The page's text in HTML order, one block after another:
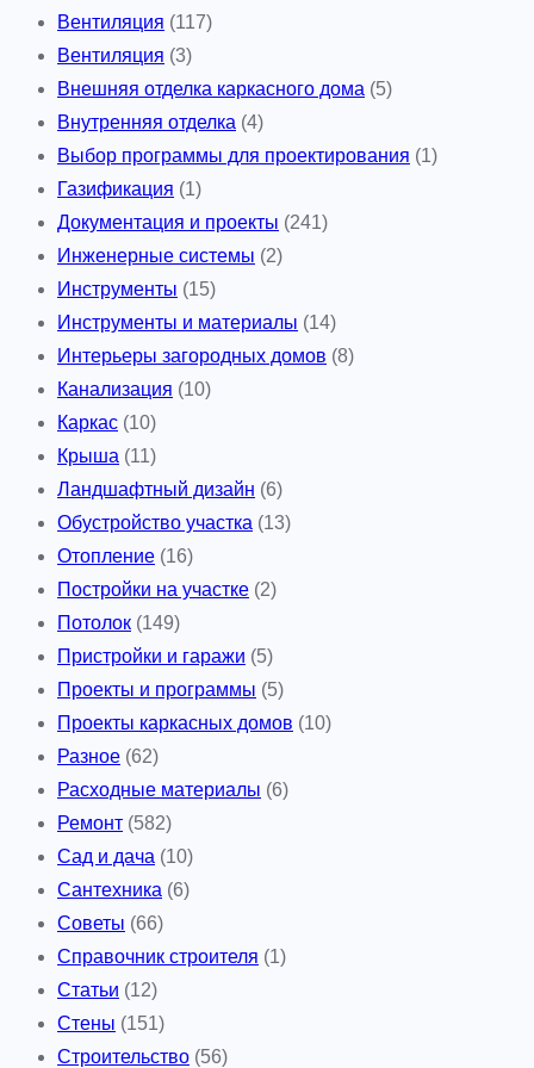
Вентиляция (117)
Вентиляция (3)
Внешняя отделка каркасного дома (5)
Внутренняя отделка (4)
Выбор программы для проектирования (1)
Газификация (1)
Документация и проекты (241)
Инженерные системы (2)
Инструменты (15)
Инструменты и материалы (14)
Интерьеры загородных домов (8)
Канализация (10)
Каркас (10)
Крыша (11)
Ландшафтный дизайн (6)
Обустройство участка (13)
Отопление (16)
Постройки на участке (2)
Потолок (149)
Пристройки и гаражи (5)
Проекты и программы (5)
Проекты каркасных домов (10)
Разное (62)
Расходные материалы (6)
Ремонт (582)
Сад и дача (10)
Сантехника (6)
Советы (66)
Справочник строителя (1)
Статьи (12)
Стены (151)
Строительство (56)